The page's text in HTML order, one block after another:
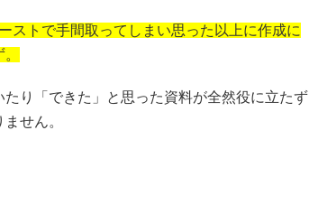
ストで手間取ってしまい思った以上に作成に
り「できた」と思った資料が全然役に立たず
せん。